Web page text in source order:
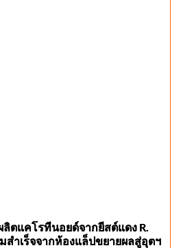
ตแคโรทีนอยด์จากยีสต์แดง R.
สำเร็จจากห้องแล็ปขยายผลสู่อุตฯ